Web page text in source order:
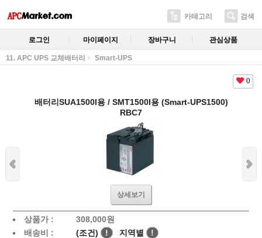
카테고리 검색
로그인 마이페이지 장바구니 관심상품
11. APC UPS 교체배터리 Smart-UPS
0
배터리SUA1500I용 / SMT1500I용 (Smart-UPS1500)
RBC7
상세보기
상품가 : 308,000원
배송비 :
(조건) ! 지역별
!